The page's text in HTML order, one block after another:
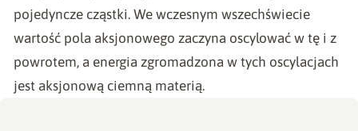
pojedyncze cząstki. We wczesnym wszechświecie
wartość pola aksjonowego zaczyna oscylować w tę i z
powrotem, a energia zgromadzona w tych oscylacjach
jest aksjonową ciemną materią.